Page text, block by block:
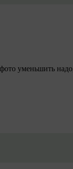
уменьшить